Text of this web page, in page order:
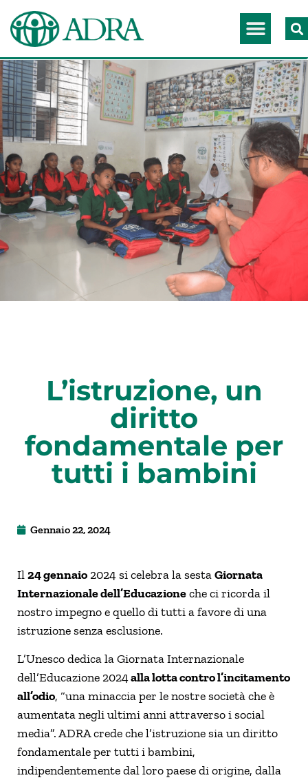
L’istruzione, un
diritto
fondamentale per
tutti i bambini
Gennaio 22, 2024
Il24 gennaio 2024 si celebra la sestaGiornata
Internazionale dell’Educazioneche ci ricorda il
nostro impegno e quello di tutti a favore di una
istruzione senza esclusione.
L’Unesco dedica la Giornata Internazionale
dell’Educazione 2024alla lotta contro l’incitamento
all’odio, “una minaccia per le nostre società che è
aumentata negli ultimi anni attraverso i social
media”. ADRA crede che l’istruzione sia un diritto
fondamentale per tutti i bambini,
indipendentemente dal loro paese di origine, dalla